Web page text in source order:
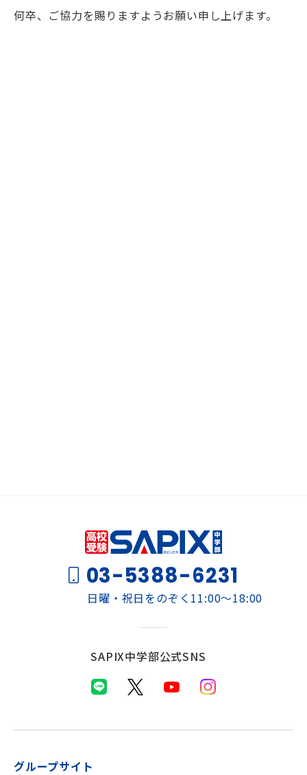
何卒、ご協力を賜りますようお願い申し上げます。
03-5388-6231
日曜・祝日をのぞく11:00～18:00
SAPIX中学部公式SNS
グループサイト